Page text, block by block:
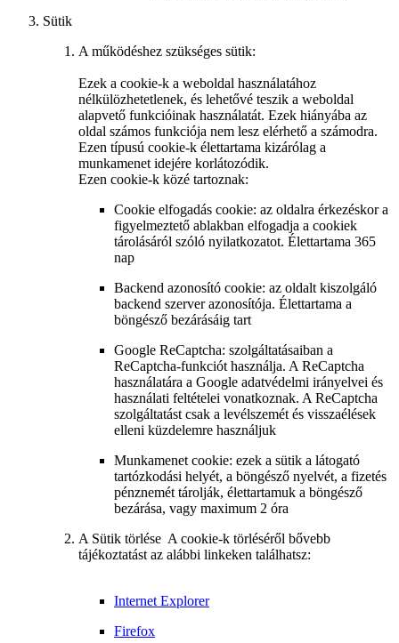
Sütik
A működéshez szükséges sütik:
Ezek a cookie-k a weboldal használatához
nélkülözhetetlenek, és lehetővé teszik a weboldal
alapvető funkcióinak használatát. Ezek hiányába az
oldal számos funkciója nem lesz elérhető a számodra.
Ezen típusú cookie-k élettartama kizárólag a
munkamenet idejére korlátozódik.
Ezen cookie-k közé tartoznak:
Cookie elfogadás cookie: az oldalra érkezéskor a
figyelmeztető ablakban elfogadja a cookiek
tárolásáról szóló nyilatkozatot. Élettartama 365
nap
Backend azonosító cookie: az oldalt kiszolgáló
backend szerver azonosítója. Élettartama a
böngésző bezárásáig tart
Google ReCaptcha: szolgáltatásaiban a
ReCaptcha-funkciót használja. A ReCaptcha
használatára a Google adatvédelmi irányelvei és
használati feltételei vonatkoznak. A ReCaptcha
szolgáltatást csak a levélszemét és visszaélések
elleni küzdelemre használjuk
Munkamenet cookie: ezek a sütik a látogató
tartózkodási helyét, a böngésző nyelvét, a fizetés
pénznemét tárolják, élettartamuk a böngésző
bezárása, vagy maximum 2 óra
A Sütik törlése A cookie-k törléséről bővebb
tájékoztatást az alábbi linkeken találhatsz:
Internet Explorer
Firefox